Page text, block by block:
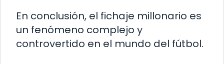
En conclusión, el fichaje millonario es
un fenómeno complejo y
controvertido en el mundo del fútbol.